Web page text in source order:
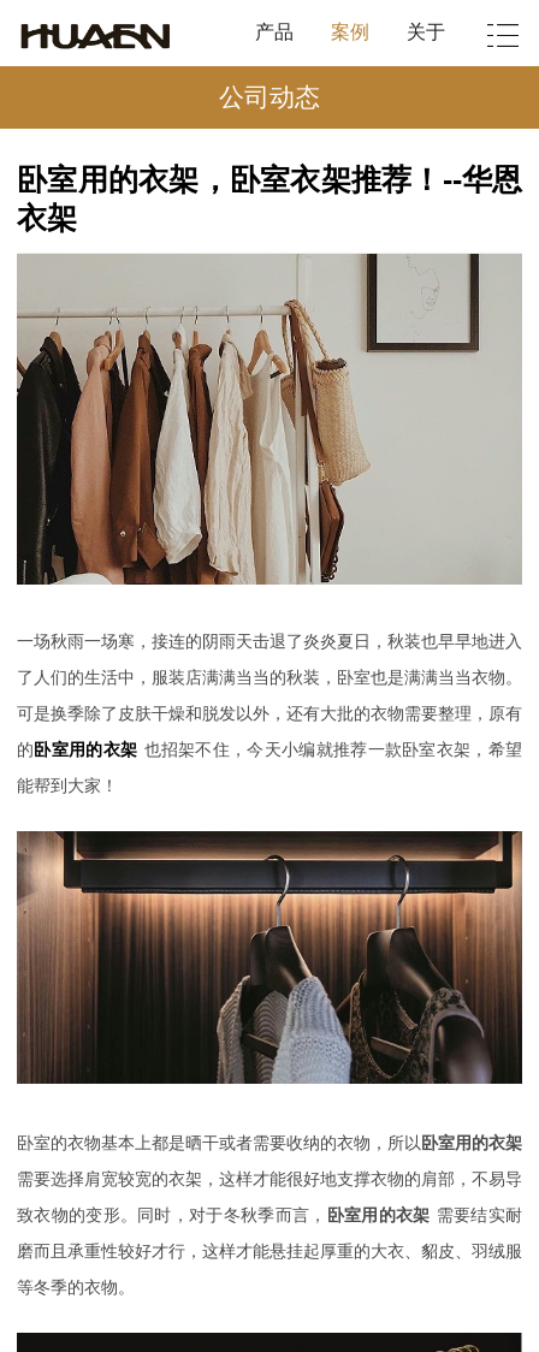
产品 案例 关于
公司动态
卧室用的衣架，卧室衣架推荐！--华恩
衣架
一场秋雨一场寒，接连的阴雨天击退了炎炎夏日，秋装也早早地进入
了人们的生活中，服装店满满当当的秋装，卧室也是满满当当衣物。
可是换季除了皮肤干燥和脱发以外，还有大批的衣物需要整理，原有
的 卧室用的衣架 也招架不住，今天小编就推荐一款卧室衣架，希望
能帮到大家！
卧室的衣物基本上都是晒干或者需要收纳的衣物，所以 卧室用的衣架
需要选择肩宽较宽的衣架，这样才能很好地支撑衣物的肩部，不易导
致衣物的变形。同时，对于冬秋季而言， 卧室用的衣架 需要结实耐
磨而且承重性较好才行，这样才能悬挂起厚重的大衣、貂皮、羽绒服
等冬季的衣物。